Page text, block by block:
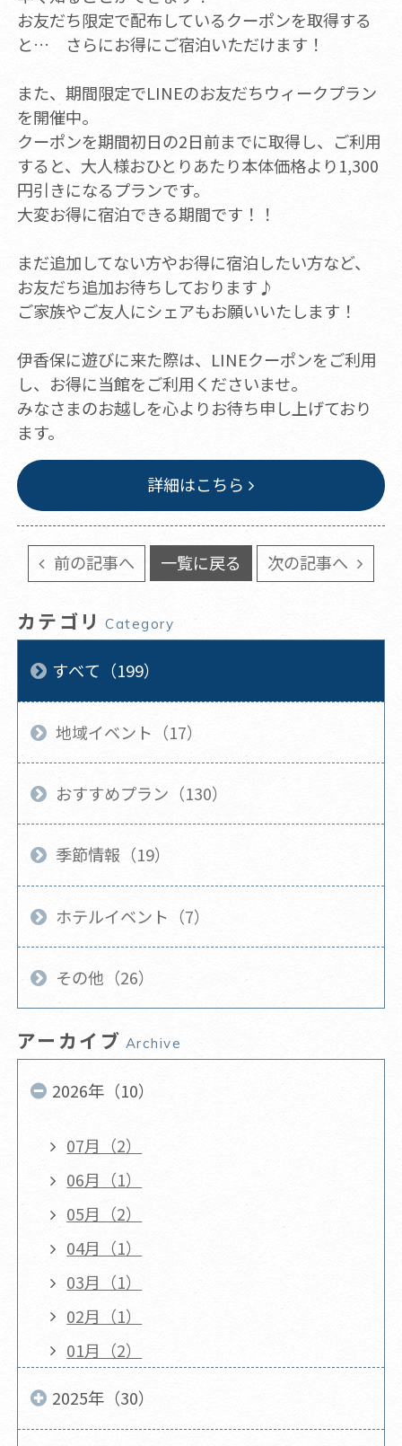
お友だち限定で配布しているクーポンを取得する
と… さらにお得にご宿泊いただけます！
また、期間限定でLINEのお友だちウィークプラン
を開催中。
クーポンを期間初日の2日前までに取得し、ご利用
すると、大人様おひとりあたり本体価格より1,300
円引きになるプランです。
大変お得に宿泊できる期間です！！
まだ追加してない方やお得に宿泊したい方など、
お友だち追加お待ちしております♪
ご家族やご友人にシェアもお願いいたします！
伊香保に遊びに来た際は、LINEクーポンをご利用
し、お得に当館をご利用くださいませ。
みなさまのお越しを心よりお待ち申し上げており
ます。
詳細はこちら
前の記事へ 一覧に戻る 次の記事へ
カテゴリ Category
すべて（199）
地域イベント（17）
おすすめプラン（130）
季節情報（19）
ホテルイベント（7）
その他（26）
アーカイブ Archive
2026年（10）
07月（2）
06月（1）
05月（2）
04月（1）
03月（1）
02月（1）
01月（2）
2025年（30）